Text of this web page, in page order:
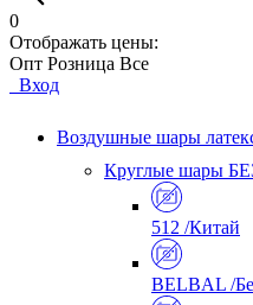
0
Отображать цены:
Опт Розница Все
Вход
Воздушные шары
Круглые шары
512 /Китай
BELBAL /